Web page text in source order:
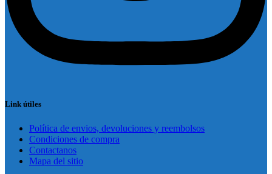
Link útiles
Política de envios, devoluciones y reembolsos
Condiciones de compra
Contactanos
Mapa del sitio